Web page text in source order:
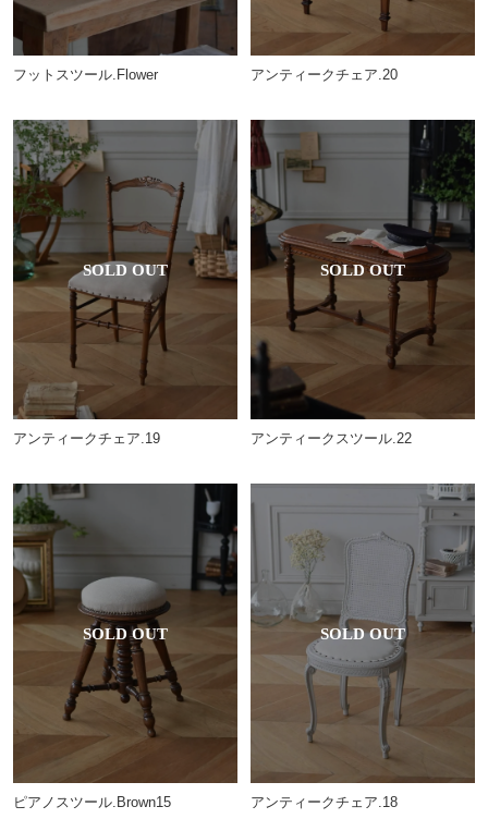
フットスツール.Flower アンティークチェア.20
アンティークチェア.19 アンティークスツール.22
ピアノスツール.Brown15 アンティークチェア.18